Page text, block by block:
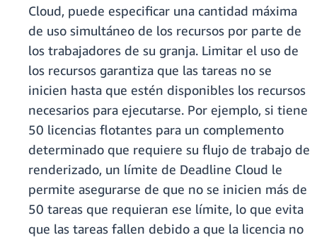
Cloud, puede especificar una cantidad máxima
de uso simultáneo de los recursos por parte de
los trabajadores de su granja. Limitar el uso de
los recursos garantiza que las tareas no se
inicien hasta que estén disponibles los recursos
necesarios para ejecutarse. Por ejemplo, si tiene
50 licencias flotantes para un complemento
determinado que requiere su flujo de trabajo de
renderizado, un límite de Deadline Cloud le
permite asegurarse de que no se inicien más de
50 tareas que requieran ese límite, lo que evita
que las tareas fallen debido a que la licencia no